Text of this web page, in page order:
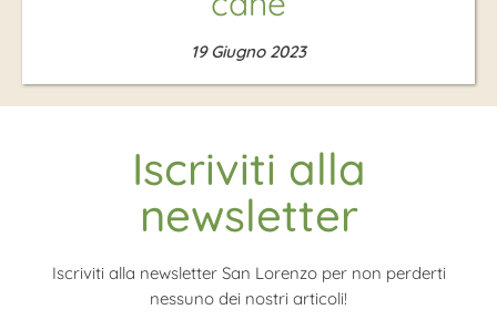
19 Giugno 2023
Iscriviti alla
newsletter
Iscriviti alla newsletter San Lorenzo per non perderti
nessuno dei nostri articoli!